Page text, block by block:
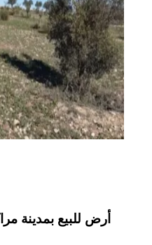
أرض للبيع بمدينة